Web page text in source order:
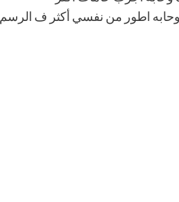
اطور من نفسي أكثر ف الرسم